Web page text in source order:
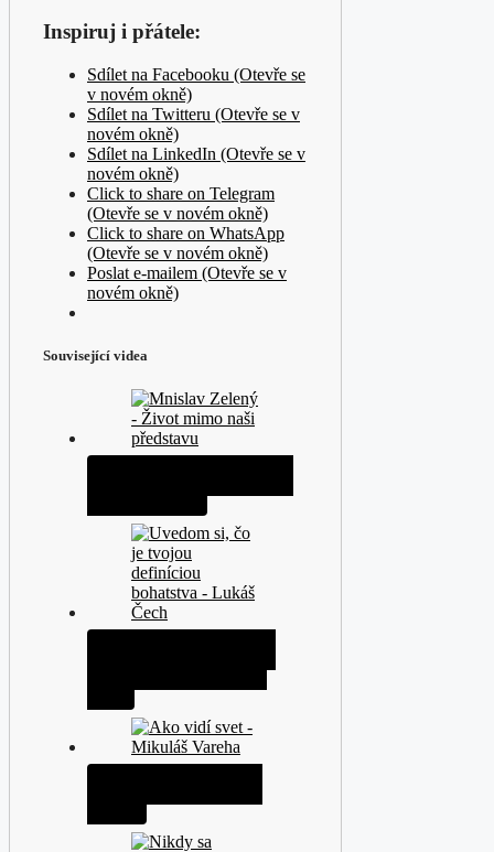
Inspiruj i přátele:
Sdílet na Facebooku (Otevře se
v novém okně)
Sdílet na Twitteru (Otevře se v
novém okně)
Sdílet na LinkedIn (Otevře se v
novém okně)
Click to share on Telegram
(Otevře se v novém okně)
Click to share on WhatsApp
(Otevře se v novém okně)
Poslat e-mailem (Otevře se v
novém okně)
Související videa